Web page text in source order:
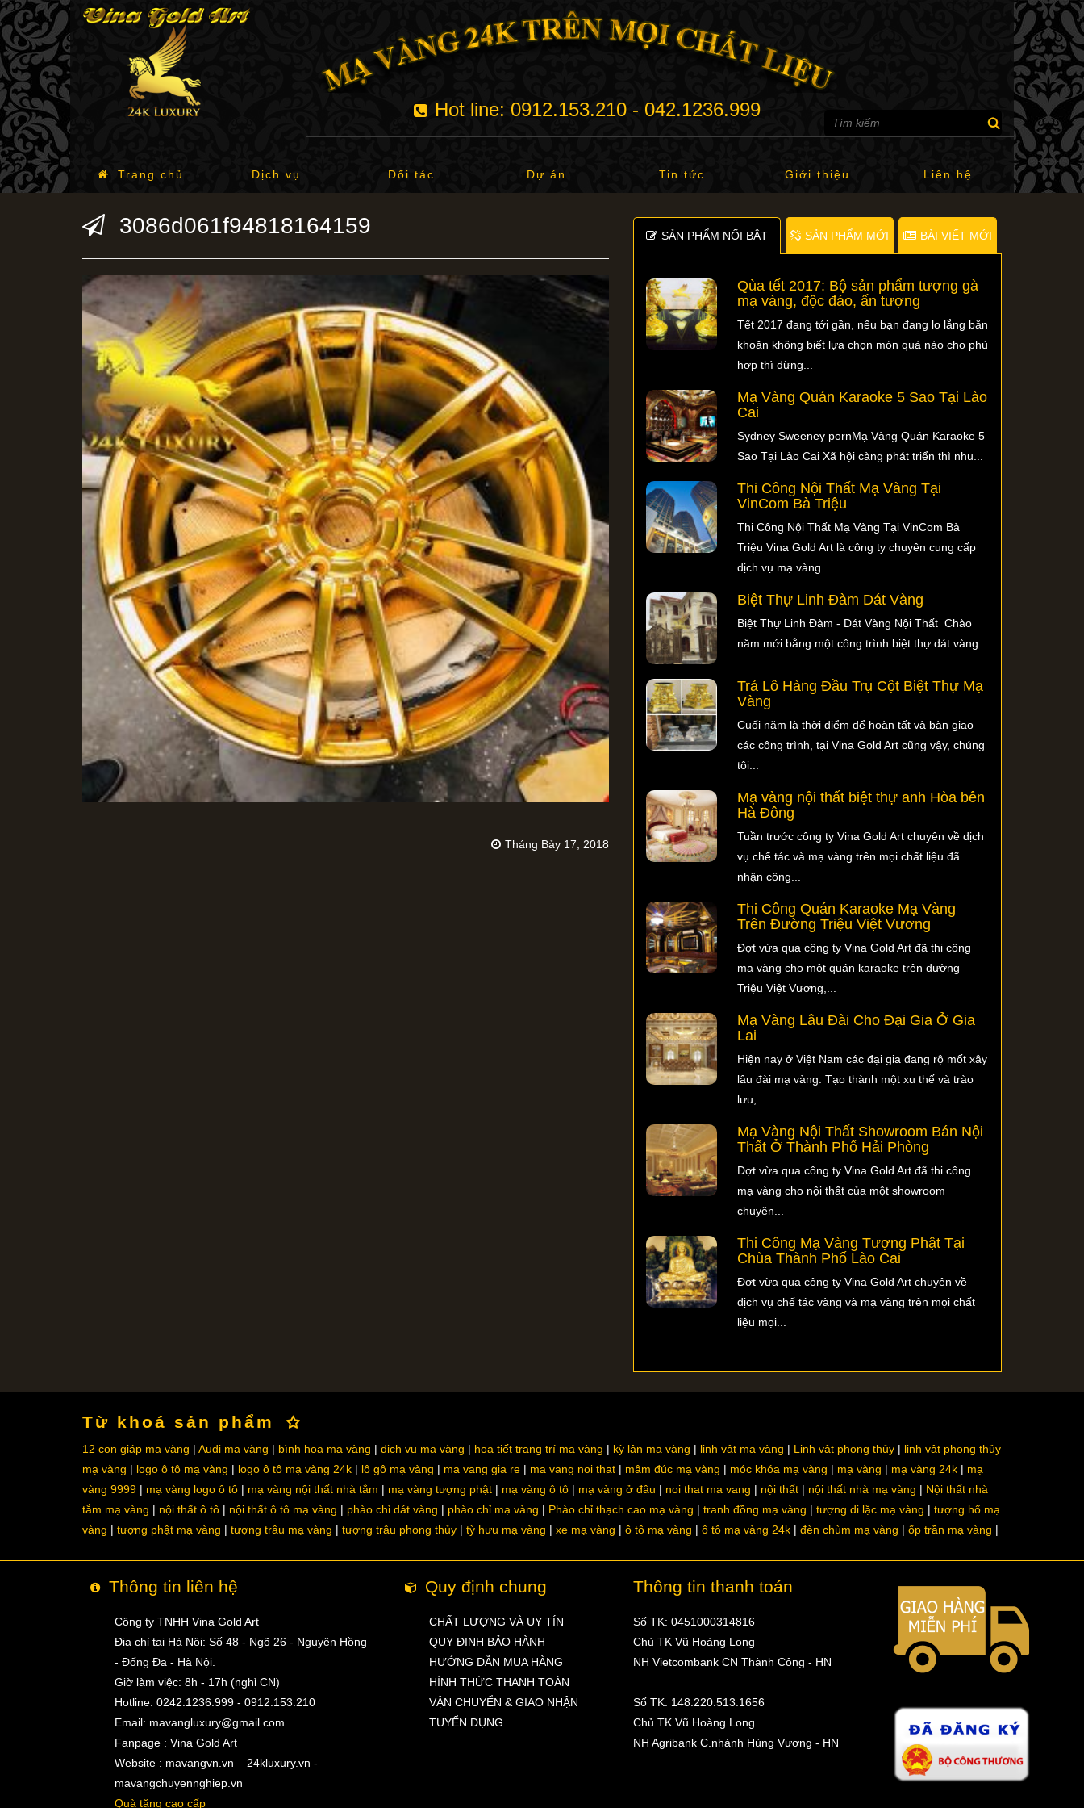
Hot line: 0912.153.210 - 042.1236.999
Trang chủ Dịch vụ Đối tác Dự án Tin tức Giới thiệu Liên hệ
3086d061f94818164159
Tháng Bảy 17, 2018
SẢN PHẨM NỐI BẬT SẢN PHẨM MỚI BÀI VIẾT MỚI
Qùa tết 2017: Bộ sản phẩm tượng gà
mạ vàng, độc đáo, ấn tượng
Tết 2017 đang tới gần, nếu bạn đang lo lắng băn
khoăn không biết lựa chọn món quà nào cho phù
hợp thì đừng...
Mạ Vàng Quán Karaoke 5 Sao Tại Lào
Cai
Sydney Sweeney pornMạ Vàng Quán Karaoke 5
Sao Tại Lào Cai Xã hội càng phát triển thì nhu...
Thi Công Nội Thất Mạ Vàng Tại
VinCom Bà Triệu
Thi Công Nội Thất Mạ Vàng Tại VinCom Bà
Triệu Vina Gold Art là công ty chuyên cung cấp
dịch vụ mạ vàng...
Biệt Thự Linh Đàm Dát Vàng
Biệt Thự Linh Đàm - Dát Vàng Nội Thất Chào
năm mới bằng một công trình biệt thự dát vàng...
Trả Lô Hàng Đầu Trụ Cột Biệt Thự Mạ
Vàng
Cuối năm là thời điểm để hoàn tất và bàn giao
các công trình, tại Vina Gold Art cũng vậy, chúng
tôi...
Mạ vàng nội thất biệt thự anh Hòa bên
Hà Đông
Tuần trước công ty Vina Gold Art chuyên về dịch
vụ chế tác và mạ vàng trên mọi chất liệu đã
nhận công...
Thi Công Quán Karaoke Mạ Vàng
Trên Đường Triệu Việt Vương
Đợt vừa qua công ty Vina Gold Art đã thi công
mạ vàng cho một quán karaoke trên đường
Triệu Việt Vương,...
Mạ Vàng Lâu Đài Cho Đại Gia Ở Gia
Lai
Hiện nay ở Việt Nam các đại gia đang rộ mốt xây
lâu đài mạ vàng. Tạo thành một xu thế và trào
lưu,...
Mạ Vàng Nội Thất Showroom Bán Nội
Thất Ở Thành Phố Hải Phòng
Đợt vừa qua công ty Vina Gold Art đã thi công
mạ vàng cho nội thất của một showroom
chuyên...
Thi Công Mạ Vàng Tượng Phật Tại
Chùa Thành Phố Lào Cai
Đợt vừa qua công ty Vina Gold Art chuyên về
dịch vụ chế tác vàng và mạ vàng trên mọi chất
liệu mọi...
Từ khoá sản phẩm
12 con giáp mạ vàng Audi mạ vàng bình hoa mạ vàng dịch vụ mạ vàng họa tiết trang trí mạ vàng kỳ lân mạ vàng linh vật mạ vàng Linh vật phong thủy
linh vật phong thủy
mạ vàng
logo ô tô mạ vàng logo ô tô mạ vàng 24k lô gô mạ vàng ma vang gia re ma vang noi that mâm đúc mạ vàng móc khóa mạ vàng mạ vàng mạ vàng 24k
mạ
vàng 9999
mạ vàng logo ô tô mạ vàng nội thất nhà tắm mạ vàng tượng phật mạ vàng ô tô mạ vàng ở đâu noi that ma vang nội thất nội thất nhà mạ vàng
Nội thất nhà
tắm mạ vàng
nội thất ô tô nội thất ô tô mạ vàng phào chỉ dát vàng phào chỉ mạ vàng Phào chỉ thạch cao mạ vàng tranh đồng mạ vàng tượng di lặc mạ vàng
tượng hổ mạ
vàng
tượng phật mạ vàng tượng trâu mạ vàng tượng trâu phong thủy tỳ hưu mạ vàng xe mạ vàng ô tô mạ vàng ô tô mạ vàng 24k đèn chùm mạ vàng ốp trần mạ vàng
Thông tin liên hệ
Công ty TNHH Vina Gold Art
Địa chỉ tại Hà Nội: Số 48 - Ngõ 26 - Nguyên Hồng
- Đống Đa - Hà Nội.
Giờ làm việc: 8h - 17h (nghỉ CN)
Hotline: 0242.1236.999 - 0912.153.210
Email: mavangluxury@gmail.com
Fanpage : Vina Gold Art
Website : mavangvn.vn – 24kluxury.vn -
mavangchuyennghiep.vn
Quà tặng cao cấp
Quy định chung
CHẤT LƯỢNG VÀ UY TÍN
QUY ĐỊNH BẢO HÀNH
HƯỚNG DẪN MUA HÀNG
HÌNH THỨC THANH TOÁN
VẬN CHUYỂN & GIAO NHẬN
TUYỂN DỤNG
Thông tin thanh toán
Số TK: 0451000314816
Chủ TK Vũ Hoàng Long
NH Vietcombank CN Thành Công - HN
Số TK: 148.220.513.1656
Chủ TK Vũ Hoàng Long
NH Agribank C.nhánh Hùng Vương - HN